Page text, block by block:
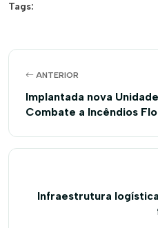
Tags:
ANTERIOR
Implantada nova
Combate a Incêndios
Infraestrutura